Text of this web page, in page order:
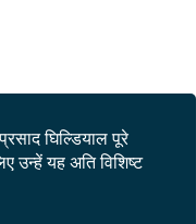
घिल्डियाल पूरे
उन्हें यह अति विशिष्ट